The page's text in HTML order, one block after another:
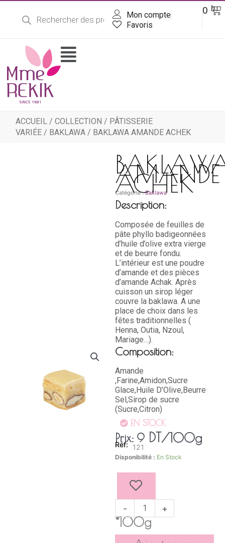
Recherche
produits
Mon compte
Favoris
0 DT
Flyout
Menu
ACCUEIL /COLLECTION / PÂTISSERIE
VARIÉE / BAKLAWA / BAKLAWA AMANDE ACHEK
AMANDE
ACHEK
Catégorie :Baklawa
Description:
Composée de feuilles de
pâte phyllo badigeonnées
d’huile d’olive extra vierge
et de beurre fondu.
L’intérieur est une poudre
d’amande et des pièces
d’amande Achak. Après
cuisson un sirop léger
couvre la baklawa. A une
place de choix dans les
fêtes traditionnelles (
Henna, Outia, Nzoul,
Mariage…).
Composition:
Amande
,Farine,Amidon,Sucre
Glace,Huile D’Olive,Beurre
Sel,Sirop de sucre
(Sucre,Citron)
EN STOCK
Prix: 9 DT/100g
121
Disponibilité : En Stock
-
quantité
AMANDE
+
*100g